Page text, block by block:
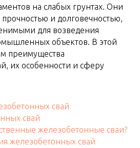
на слабых грунтах. Они
и долговечностью,
для возведения
объектов. В этой
преимущества
их особенности и сферу
свай
свай
железобетонные сваи?
железобетонных свай